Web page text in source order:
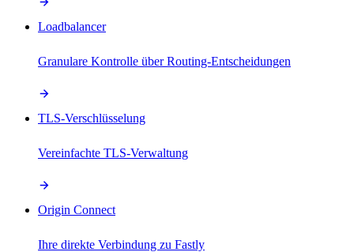
Loadbalancer
Granulare Kontrolle über Routing-Entscheidungen
TLS-Verschlüsselung
Vereinfachte TLS-Verwaltung
Origin Connect
Ihre direkte Verbindung zu Fastly